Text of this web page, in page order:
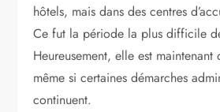
hôtels, mais dans des centres
Ce fut la période la plus difficile
Heureusement, elle est
même si certaines démarches
continuent.